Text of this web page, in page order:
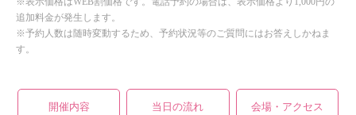
追加料金が発生します。
※予約人数は随時変動するため、予約状況等のご質問にはお答えしかねま
す。
開催内容 当日の流れ 会場・アクセス